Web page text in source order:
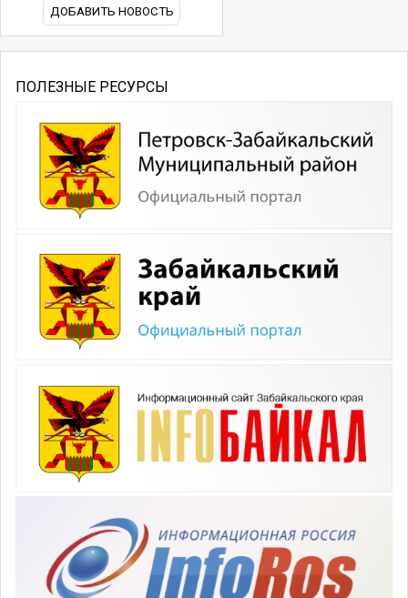
ДОБАВИТЬ НОВОСТЬ
ПОЛЕЗНЫЕ РЕСУРСЫ